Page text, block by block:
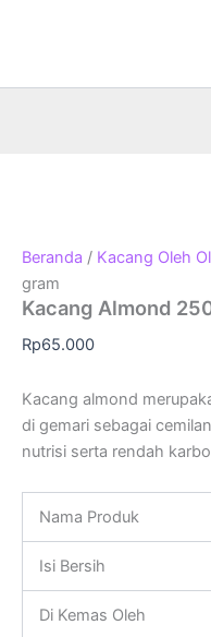
Beranda / Kacang Oleh
gram
Kacang Almond
Rp65.000
Kacang almond
di gemari sebagai
nutrisi serta rendah
Nama Produk
Isi Bersih
Di Kemas Oleh